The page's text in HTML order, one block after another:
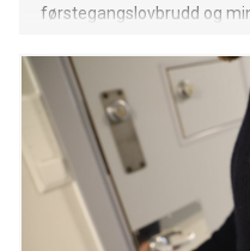
førstegangslovbrudd og
domstolen som
30 og 420 timer.
innen ett år. - De siste 10-
nedgang i bruken av
liten økning i andel unge
samfunnsstraff i 2024 og
er spesielt godt egnet for
gjennomføres med klare